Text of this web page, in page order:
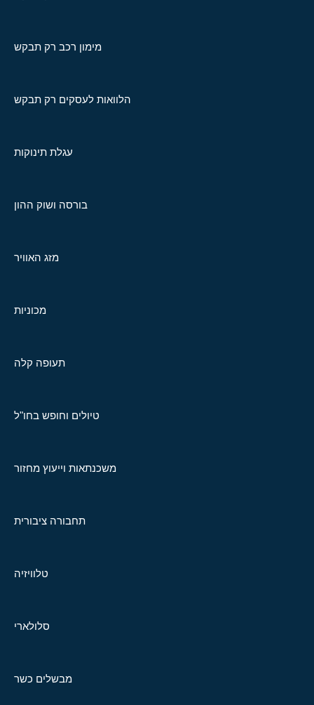
מימון רכב רק תבקש
הלוואות לעסקים רק תבקש
עגלת תינוקות
בורסה ושוק ההון
מזג האוויר
מכוניות
תעופה קלה
טיולים וחופש בחו"ל
משכנתאות וייעוץ מחזור
תחבורה ציבורית
טלוויזיה
סלולארי
מבשלים כשר